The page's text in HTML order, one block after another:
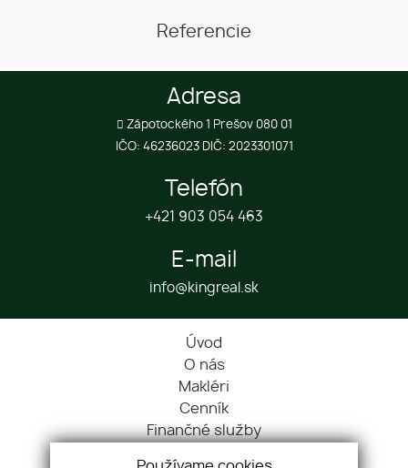
Referencie
Adresa
Zápotockého 1 Prešov 080 01
IČO: 46236023 DIČ: 2023301071
Telefón
+421 903 054 463
E-mail
info@kingreal.sk
Úvod
O nás
Makléri
Cenník
Finančné služby